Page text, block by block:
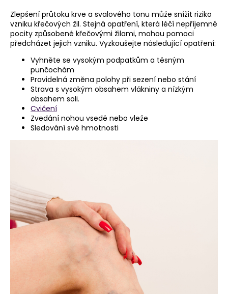
Zlepšení průtoku krve a svalového tonu může snížit riziko
vzniku křečových žil. Stejná opatření, která léčí nepříjemné
pocity způsobené křečovými žilami, mohou pomoci
předcházet jejich vzniku. Vyzkoušejte následující opatření:
Vyhněte se vysokým podpatkům a těsným
punčochám
Pravidelná změna polohy při sezení nebo stání
Strava s vysokým obsahem vlákniny a nízkým
obsahem soli.
Cvičení
Zvedání nohou vsedě nebo vleže
Sledování své hmotnosti